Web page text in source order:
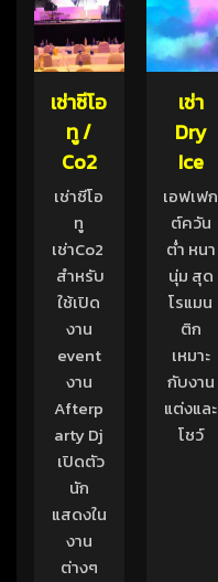
เช่าซีโอ
ทู /
Co2
เช่าซีโอ
ทู
เช่าCo2
สำหรับ
ใช้เปิด
งาน
event
งาน
Afterp
arty Dj
เปิดตัว
นัก
แสดงใน
งาน
ต่างๆ
เช่า
Dry
Ice
เอฟเฟก
ต์ควัน
ต่ำ หนา
นุ่ม สุด
โรแมน
ติก
เหมาะ
กับงาน
แต่งและ
โชว์